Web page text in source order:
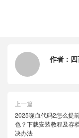
作者：
上一篇
2025噬血代码2怎么提
色？下载安装教程及存
决办法